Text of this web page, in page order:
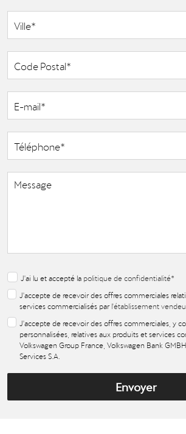
J'ai lu et accepté la politique de confidentialité*
J'accepte de recevoir des offres commerciales
services commercialisés par l'établissement
J'accepte de recevoir des offres commerciales, y
personnalisées, relatives aux produits et services
Volkswagen Group France, Volkswagen Bank
Services S.A.
Envoyer